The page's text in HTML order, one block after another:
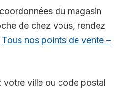
du magasin
de chez vous, rendez
Tous nos points de vente –
votre ville ou code postal